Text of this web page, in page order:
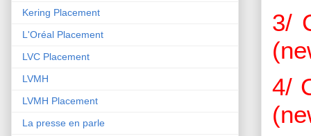
3/
4/
Kering Placement
L'Oréal Placement
LVC Placement
LVMH
LVMH Placement
La presse en parle